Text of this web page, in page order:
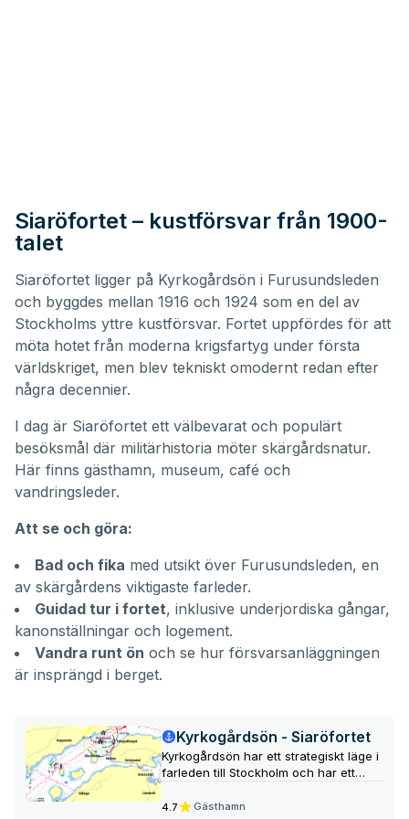
Siaröfortet – kustförsvar från 1900-
talet
Siaröfortet ligger på Kyrkogårdsön i Furusundsleden
och byggdes mellan 1916 och 1924 som en del av
Stockholms yttre kustförsvar. Fortet uppfördes för att
möta hotet från moderna krigsfartyg under första
världskriget, men blev tekniskt omodernt redan efter
några decennier.
I dag är Siaröfortet ett välbevarat och populärt
besöksmål där militärhistoria möter skärgårdsnatur.
Här finns gästhamn, museum, café och
vandringsleder.
Att se och göra:
Bad och fika med utsikt över Furusundsleden, en
av skärgårdens viktigaste farleder.
Guidad tur i fortet, inklusive underjordiska gångar,
kanonställningar och logement.
Vandra runt ön och se hur försvarsanläggningen
är insprängd i berget.
Kyrkogårdsön - Siaröfortet
Kyrkogårdsön har ett strategiskt läge i
farleden till Stockholm och har ett
erbjuder guidade visningar av hur
4.7 Gästhamn